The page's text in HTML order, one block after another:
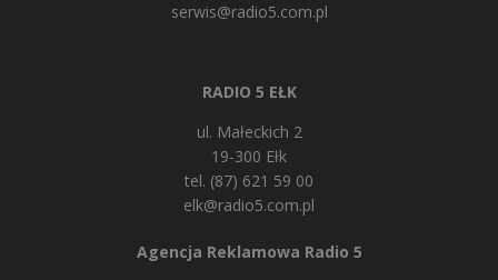
serwis@radio5.com.pl
RADIO 5 EŁK
ul. Małeckich 2
19-300 Ełk
tel. (87) 621 59 00
elk@radio5.com.pl
Agencja Reklamowa Radio 5